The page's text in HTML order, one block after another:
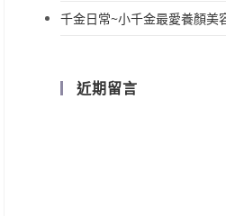
千金日常~小千金最愛養顏美
近期留言